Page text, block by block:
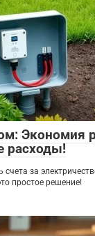
Экономия
расходы!
счета за
простое решение!